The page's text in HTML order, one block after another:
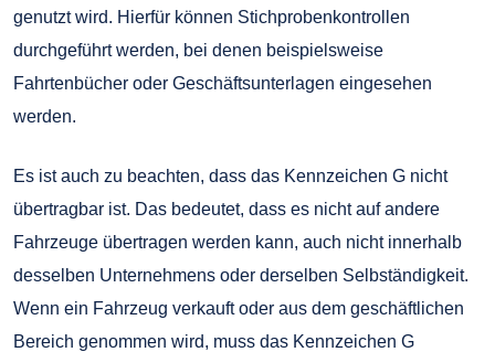
genutzt wird. Hierfür können Stichprobenkontrollen
durchgeführt werden, bei denen beispielsweise
Fahrtenbücher oder Geschäftsunterlagen eingesehen
werden.
Es ist auch zu beachten, dass das Kennzeichen G nicht
übertragbar ist. Das bedeutet, dass es nicht auf andere
Fahrzeuge übertragen werden kann, auch nicht innerhalb
desselben Unternehmens oder derselben Selbständigkeit.
Wenn ein Fahrzeug verkauft oder aus dem geschäftlichen
Bereich genommen wird, muss das Kennzeichen G